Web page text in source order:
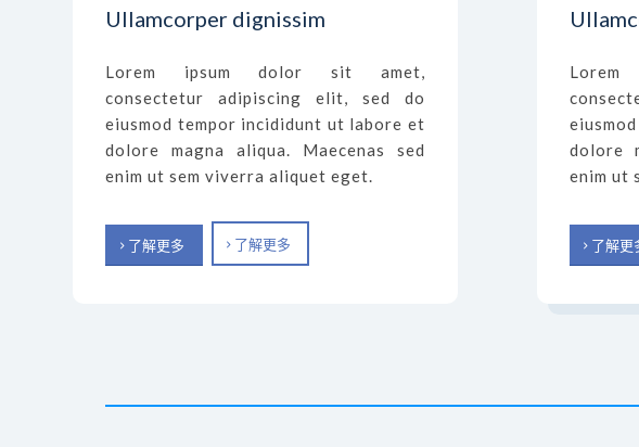
Ullamcorper dignissim
Lorem ipsum dolor sit amet,
consectetur adipiscing elit, sed do
eiusmod tempor incididunt ut labore et
dolore magna aliqua. Maecenas sed
enim ut sem viverra aliquet eget.
了解更多 了解更多
dolore
enim ut
了解更